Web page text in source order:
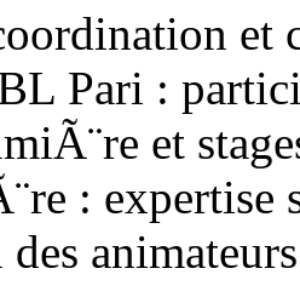
et
Pari :
et
: